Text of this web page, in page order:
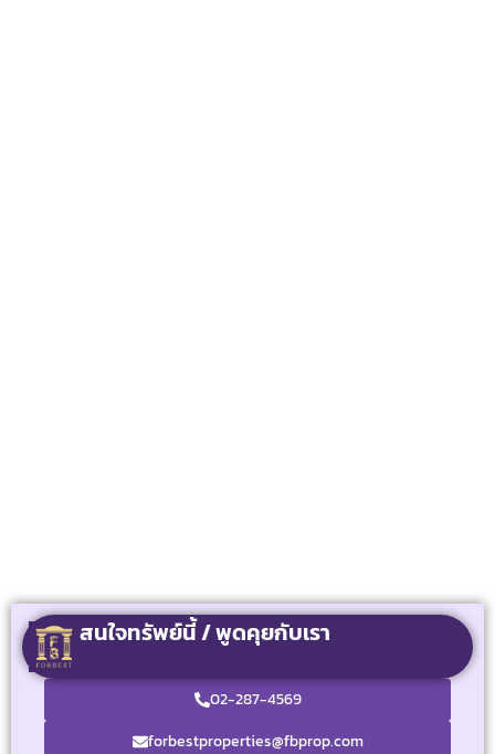
สนใจทรัพย์นี้ / พูดคุยกับเรา
02-287-4569
forbestproperties@fbprop.com